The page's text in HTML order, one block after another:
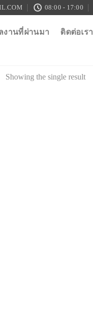
08:00 - 17:00
งานที่ผ่านมา
ติดต่อเรา
Showing the single result